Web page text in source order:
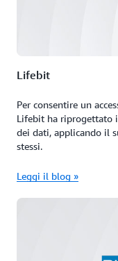
Lifebit
Per consentire un
Lifebit ha riprogettato
dei dati, applicando il
stessi.
Leggi il blog »